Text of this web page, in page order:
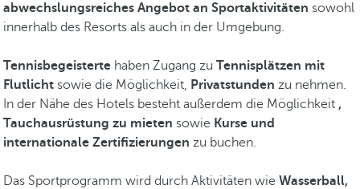
abwechslungsreiches Angebot an Sportaktivitäten sowohl
innerhalb des Resorts als auch in der Umgebung.
Tennisbegeisterte haben Zugang zu Tennisplätzen mit
Flutlicht sowie die Möglichkeit, Privatstunden zu nehmen.
In der Nähe des Hotels besteht außerdem die Möglichkeit ,
Tauchausrüstung zu mieten sowie Kurse und
internationale Zertifizierungen zu buchen.
Das Sportprogramm wird durch Aktivitäten wie Wasserball,